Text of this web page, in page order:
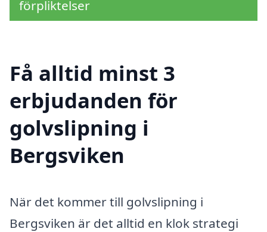
förpliktelser
Få alltid minst 3
erbjudanden för
golvslipning i
Bergsviken
När det kommer till golvslipning i
Bergsviken är det alltid en klok strategi